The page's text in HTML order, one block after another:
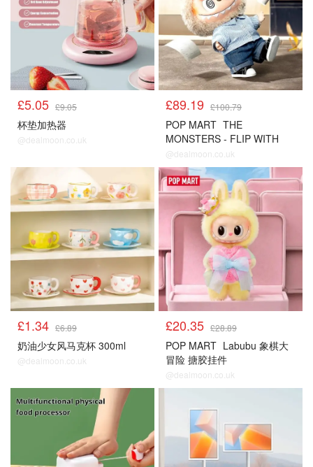
£5.05 £9.05
杯垫加热器
@dealmoon.co.uk
£89.19 £100.79
POP MART THE
MONSTERS - FLIP WITH
ME 搪胶毛绒公仔
@dealmoon.co.uk
£1.34 £6.89
奶油少女风马克杯 300ml
@dealmoon.co.uk
£20.35 £28.89
POP MART Labubu 象棋大
冒险 搪胶挂件
@dealmoon.co.uk